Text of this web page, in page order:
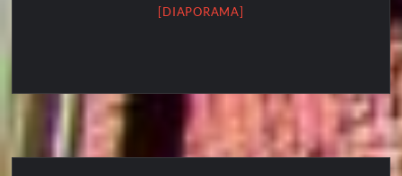
[DIAPORAMA]